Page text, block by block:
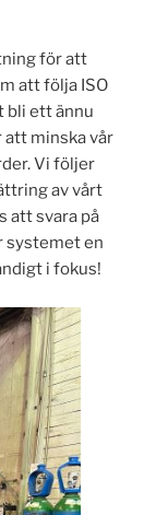
för att
att följa ISO
bli ett ännu
att minska vår
Vi följer
av vårt
att svara på
systemet en
i fokus!